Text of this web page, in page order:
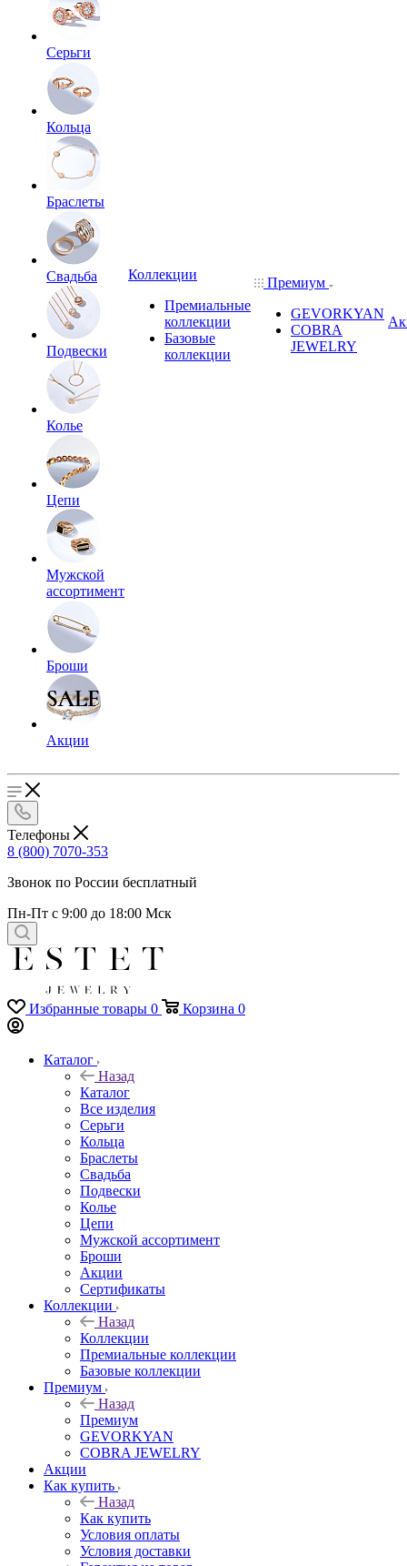
Серьги
Кольца
Браслеты
Свадьба
Подвески
Колье
Цепи
Мужской
ассортимент
Броши
Акции
Коллекции
Премиальные
коллекции
Базовые
коллекции
Премиум
GEVORKYAN
COBRA
JEWELRY
Телефоны
8 (800) 7070-353
Звонок по России бесплатный
Пн-Пт с 9:00 до 18:00 Мск
Избранные товары 0 Корзина 0
Каталог
Назад
Каталог
Все изделия
Серьги
Кольца
Браслеты
Свадьба
Подвески
Колье
Цепи
Мужской ассортимент
Броши
Акции
Сертификаты
Коллекции
Назад
Коллекции
Премиальные коллекции
Базовые коллекции
Премиум
Назад
Премиум
GEVORKYAN
COBRA JEWELRY
Акции
Как купить
Назад
Как купить
Условия оплаты
Условия доставки